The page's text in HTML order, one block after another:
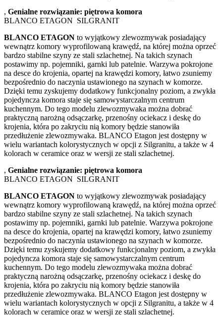
, Genialne rozwiązanie: piętrowa komora
BLANCO ETAGON SILGRANIT
BLANCO ETAGON to wyjątkowy zlewozmywak posiadający
wewnątrz komory wyprofilowaną krawędź, na której można oprzeć
bardzo stabilne szyny ze stali szlachetnej. Na takich szynach
postawimy np. pojemniki, garnki lub patelnie. Warzywa pokrojone
na desce do krojenia, opartej na krawędzi komory, łatwo zsuniemy
bezpośrednio do naczynia ustawionego na szynach w komorze.
Dzięki temu zyskujemy dodatkowy funkcjonalny poziom, a zwykła
pojedyncza komora staje się samowystarczalnym centrum
kuchennym. Do tego modelu zlewozmywaka można dobrać
praktyczną narożną odsączarkę, przenośny ociekacz i deskę do
krojenia, która po zakryciu nią komory będzie stanowiła
przedłużenie zlewozmywaka. BLANCO Etagon jest dostępny w
wielu wariantach kolorystycznych w opcji z Silgranitu, a także w 4
kolorach w ceramice oraz w wersji ze stali szlachetnej.
, Genialne rozwiązanie: piętrowa komora
BLANCO ETAGON SILGRANIT
BLANCO ETAGON to wyjątkowy zlewozmywak posiadający
wewnątrz komory wyprofilowaną krawędź, na której można oprzeć
bardzo stabilne szyny ze stali szlachetnej. Na takich szynach
postawimy np. pojemniki, garnki lub patelnie. Warzywa pokrojone
na desce do krojenia, opartej na krawędzi komory, łatwo zsuniemy
bezpośrednio do naczynia ustawionego na szynach w komorze.
Dzięki temu zyskujemy dodatkowy funkcjonalny poziom, a zwykła
pojedyncza komora staje się samowystarczalnym centrum
kuchennym. Do tego modelu zlewozmywaka można dobrać
praktyczną narożną odsączarkę, przenośny ociekacz i deskę do
krojenia, która po zakryciu nią komory będzie stanowiła
przedłużenie zlewozmywaka. BLANCO Etagon jest dostępny w
wielu wariantach kolorystycznych w opcji z Silgranitu, a także w 4
kolorach w ceramice oraz w wersji ze stali szlachetnej.